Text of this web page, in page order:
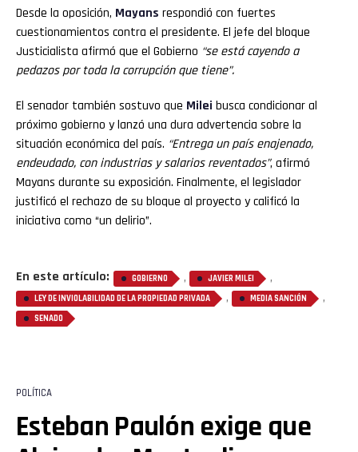
Desde la oposición, Mayans respondió con fuertes
cuestionamientos contra el presidente. El jefe del bloque
Justicialista afirmó que el Gobierno “se está cayendo a
pedazos por toda la corrupción que tiene”.
El senador también sostuvo que Milei busca condicionar al
próximo gobierno y lanzó una dura advertencia sobre la
situación económica del país. “Entrega un país enajenado,
endeudado, con industrias y salarios reventados”, afirmó
Mayans durante su exposición. Finalmente, el legislador
justificó el rechazo de su bloque al proyecto y calificó la
iniciativa como “un delirio”.
En este artículo: GOBIERNO , JAVIER MILEI ,
LEY DE INVIOLABILIDAD DE LA PROPIEDAD PRIVADA , MEDIA SANCIÓN ,
SENADO
POLÍTICA
Esteban Paulón exige que